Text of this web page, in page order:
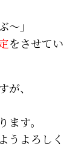
～」
をさせてい
、
す。
うよろしく